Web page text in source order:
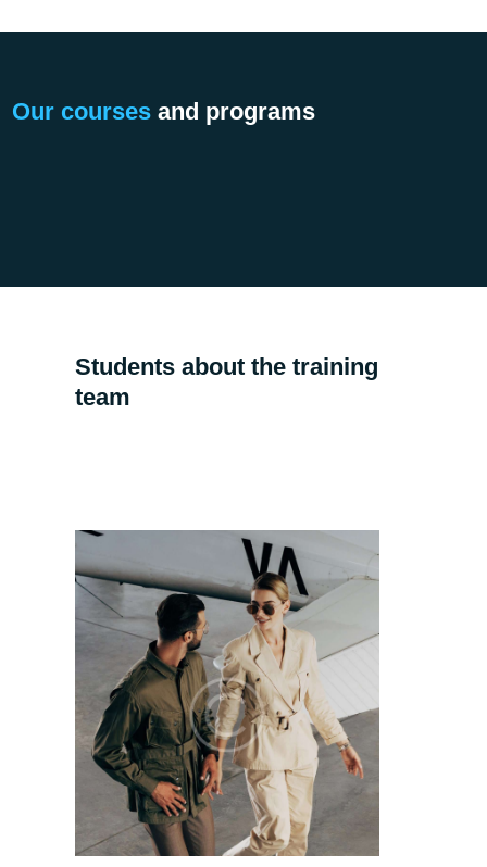
Our coursesand programs
Students about the training
team